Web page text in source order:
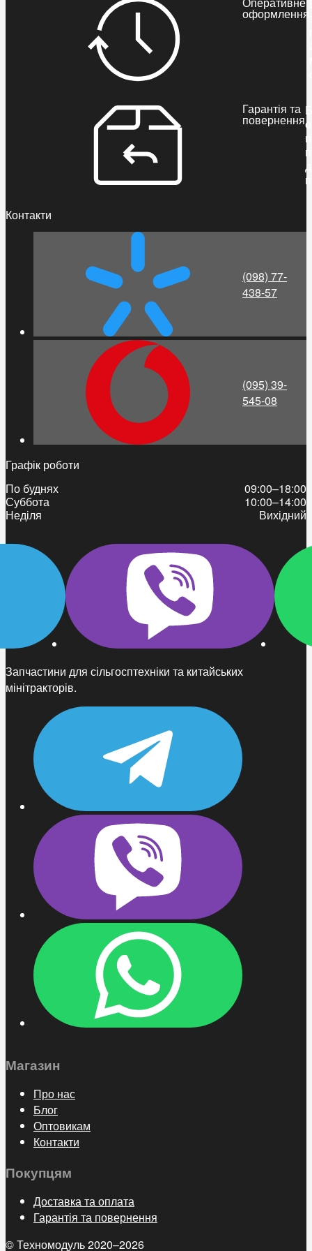
оформлення
Гарантія та
повернення
Запчастини для сільгосптехніки та китайських
мінітракторів.
Магазин
Про нас
Блог
Оптовикам
Контакти
Покупцям
Доставка та оплата
Гарантія та повернення
© Техномодуль 2020–2026
Контакти
(098) 77-
438-57
(095) 39-
545-08
Графік роботи
По буднях
09:00–18:00
Суббота
10:00–14:00
Неділя
Вихідний